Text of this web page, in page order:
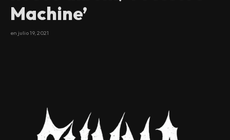
Machine’
en julio 19, 2021